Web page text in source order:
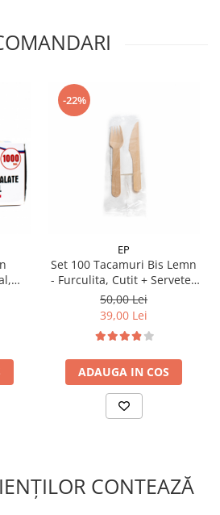
-22%
EP
Set 100 Tacamuri Bis Lemn
- Furculita, Cutit + Servetel,
ambalate individual
50,00 Lei
39,00 Lei
ADAUGA IN COS
CONTEAZĂ